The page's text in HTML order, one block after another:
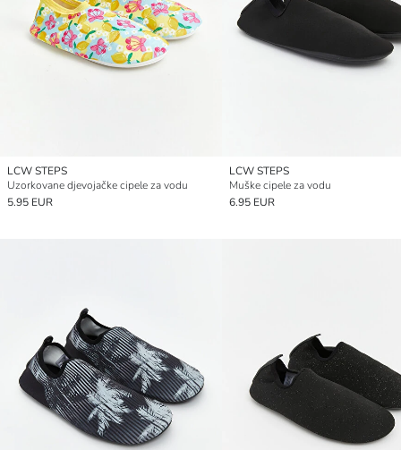
LCW STEPS
Uzorkovane djevojačke cipele za vodu
5.95 EUR
LCW STEPS
Muške cipele za vodu
6.95 EUR